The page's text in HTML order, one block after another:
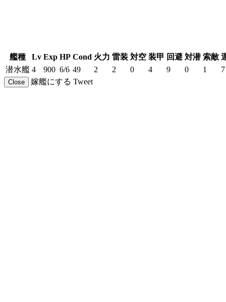
艦種 Lv Exp HP Cond 火力 雷装 対空 装甲 回避 対潜 索敵
潜水艦 4 900 6/6 49 2 2 0 4 9 0 1 7
Close 嫁艦にする Tweet